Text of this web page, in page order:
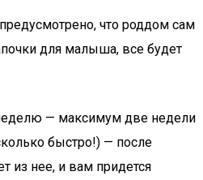
что роддом сам
для малыша, все будет
— максимум две недели
быстро!) — после
из нее, и вам придется